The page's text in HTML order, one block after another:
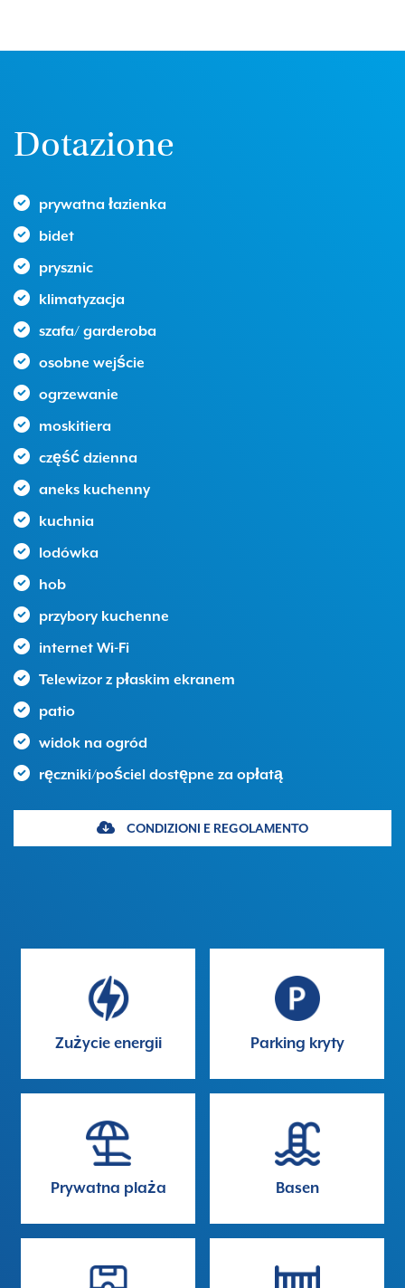
Dotazione
prywatna łazienka
bidet
prysznic
klimatyzacja
szafa/ garderoba
osobne wejście
ogrzewanie
moskitiera
część dzienna
aneks kuchenny
kuchnia
lodówka
hob
przybory kuchenne
internet Wi-Fi
Telewizor z płaskim ekranem
patio
widok na ogród
ręczniki/pościel dostępne za opłatą
CONDIZIONI E REGOLAMENTO
Zużycie energii Parking kryty
Prywatna plaża Basen